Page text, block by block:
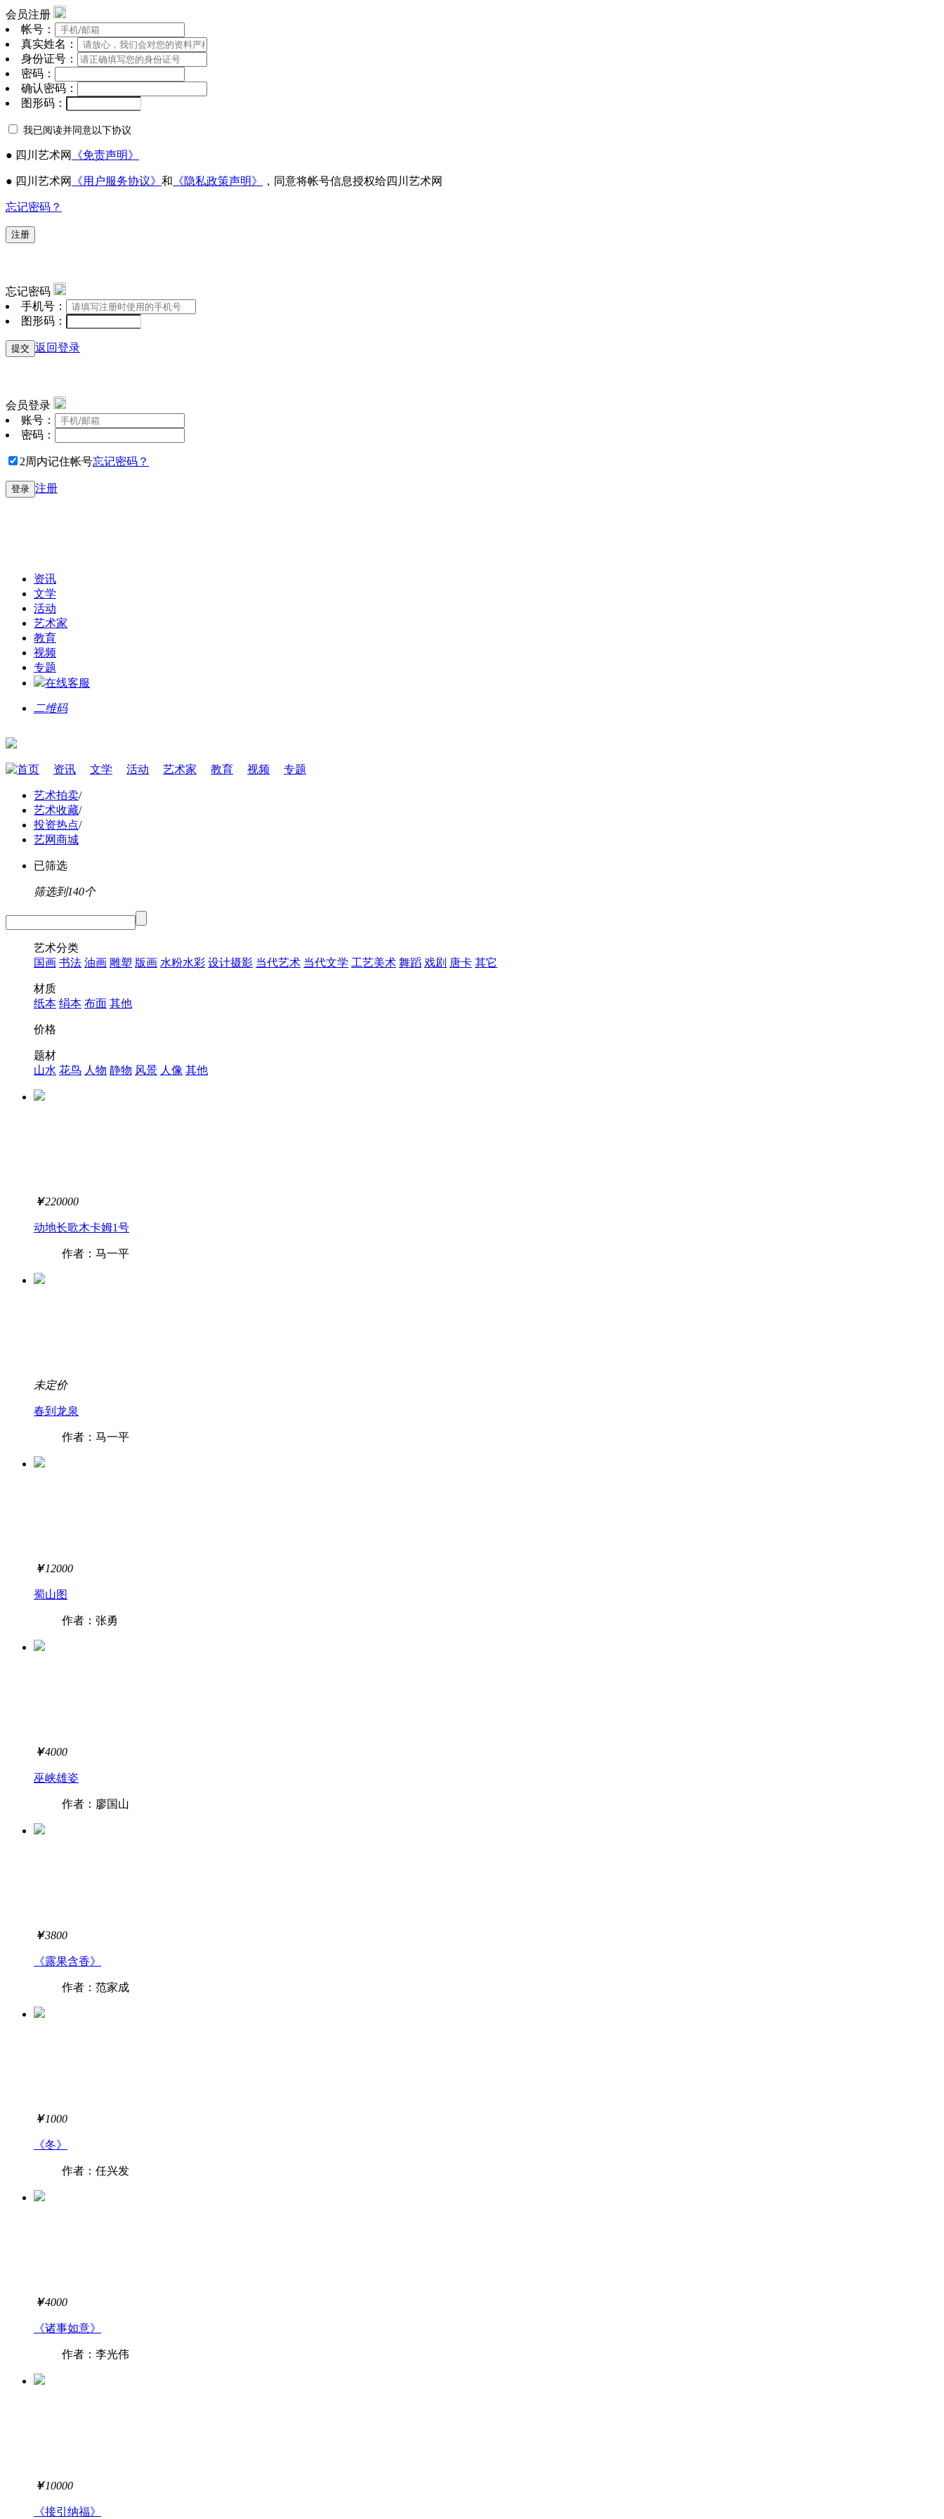
会员注册
帐号：
真实姓名：
身份证号：
密码：
确认密码：
图形码：
我已阅读并同意以下协议
● 四川艺术网 《免责声明》
● 四川艺术网 《用户服务协议》 和 《隐私政策声明》 ，同意将帐号信息授权给四川艺术网
忘记密码？
注册
忘记密码
手机号：
图形码：
提交 返回登录
会员登录
账号：
密码：
2周内记住帐号忘记密码？
登录 注册
资讯
文学
活动
艺术家
教育
视频
专题
在线客服
二维码
首页 资讯 文学 活动 艺术家 教育 视频 专题
艺术拍卖/
艺术收藏/
投资热点/
艺网商城
已筛选
筛选到140个
艺术分类
国画 书法 油画 雕塑 版画 水粉水彩 设计摄影 当代艺术 当代文学 工艺美术 舞蹈 戏剧 唐卡 其它
材质
纸本 绢本 布面 其他
价格
题材
山水 花鸟 人物 静物 风景 人像 其他
￥220000
动地长歌木卡姆1号
作者：马一平
未定价
春到龙泉
作者：马一平
￥12000
蜀山图
作者：张勇
￥4000
巫峡雄姿
作者：廖国山
￥3800
《露果含香》
作者：范家成
￥1000
《冬》
作者：任兴发
￥4000
《诸事如意》
作者：李光伟
￥10000
《接引纳福》